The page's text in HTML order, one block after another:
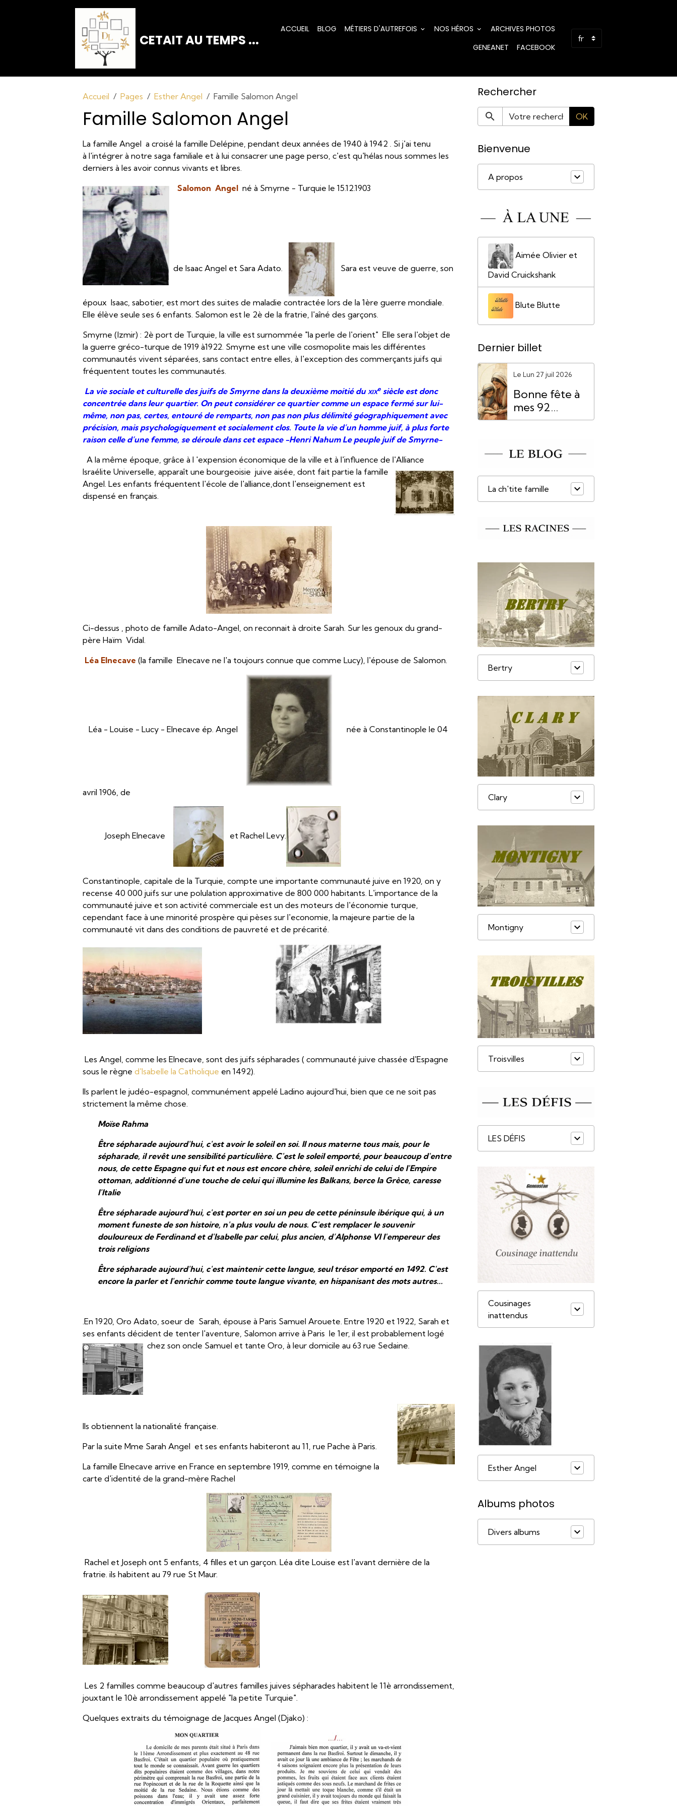
CETAIT AU TEMPS ...
ACCUEIL BLOG MÉTIERS D'AUTREFOIS NOS HÉROS
ARCHIVES PHOTOS
GENEANET
FACEBOOK
Accueil Pages Esther Angel Famille Salomon Angel
Famille Salomon Angel
La famille Angel a croisé la famille Delépine, pendant deux années de 1940 à 1942 . Si j'ai tenu
à l'intégrer à notre saga familiale et à lui consacrer une page perso, c'est qu'hélas nous sommes les
derniers à les avoir connus vivants et libres.
Salomon Angel né à Smyrne - Turquie le 15.12.1903
de Isaac Angel et Sara Adato. Sara est veuve de guerre, son
époux Isaac, sabotier, est mort des suites de maladie contractée lors de la 1ère guerre mondiale.
Elle élève seule ses 6 enfants. Salomon est le 2è de la fratrie, l'aîné des garçons.
Smyrne (Izmir) : 2è port de Turquie, la ville est surnommée "la perle de l'orient" Elle sera l'objet de
la guerre gréco-turque de 1919 à1922. Smyrne est une ville cosmopolite mais les différentes
communautés vivent séparées, sans contact entre elles, à l'exception des commerçants juifs qui
fréquentent toutes les communautés.
La vie sociale et culturelle des juifs de Smyrne dans la deuxième moitié duxixesiècle est donc
concentrée dans leur quartier. On peut considérer ce quartier comme un espace fermé sur lui-
même, non pas, certes, entouré de remparts, non pas non plus délimité géographiquement avec
précision, mais psychologiquement et socialement clos. Toute la vie d’un homme juif, à plus forte
raison celle d’une femme, se déroule dans cet espace -Henri Nahum Le peuple juif de Smyrne-
A la même époque, grâce à l 'expension économique de la ville et à l'influence de l'Alliance
Israélite Universelle, apparaît une bourgeoisie juive aisée, dont fait partie la famille
Angel. Les enfants fréquentent l'école de l'alliance,dont l'enseignement est
dispensé en français.
Ci-dessus , photo de famille Adato-Angel, on reconnait à droite Sarah. Sur les genoux du grand-
père Haïm Vidal.
Léa Elnecave (la famille Elnecave ne l'a toujours connue que comme Lucy), l'épouse de Salomon.
Léa - Louise - Lucy - Elnecave ép. Angel née à Constantinople le 04
avril 1906, de
Joseph Elnecave et Rachel Levy.
Constantinople, capitale de la Turquie, compte une importante communauté juive en 1920, on y
recense 40 000 juifs sur une polulation approximative de 800 000 habitants. L'importance de la
communauté juive et son activité commerciale est un des moteurs de l'économie turque,
cependant face à une minorité prospère qui pèses sur l'economie, la majeure partie de la
communauté vit dans des conditions de pauvreté et de précarité.
Les Angel, comme les Elnecave, sont des juifs sépharades ( communauté juive chassée d'Espagne
sous le règned'Isabelle la Catholique en 1492).
Ils parlent le judéo-espagnol, communément appelé Ladino aujourd'hui, bien que ce ne soit pas
strictement la même chose.
Moïse Rahma
Être sépharade aujourd'hui, c'est avoir le soleil en soi. Il nous materne tous mais, pour le
sépharade, il revêt une sensibilité particulière. C'est le soleil emporté, pour beaucoup d'entre
nous, de cette Espagne qui fut et nous est encore chère, soleil enrichi de celui de l'Empire
ottoman, additionné d'une touche de celui qui illumine les Balkans, berce la Grèce, caresse
l'Italie
Être sépharade aujourd’hui, c'est porter en soi un peu de cette péninsule ibérique qui, à un
moment funeste de son histoire, n'a plus voulu de nous. C'est remplacer le souvenir
douloureux de Ferdinand et d'Isabelle par celui, plus ancien, d’Alphonse VI l'empereur des
trois religions
Être sépharade aujourd'hui, c'est maintenir cette langue, seul trésor emporté en 1492. C'est
encore la parler et l'enrichir comme toute langue vivante, en hispanisant des mots autres...
.En 1920, Oro Adato, soeur de Sarah, épouse à Paris Samuel Arouete. Entre 1920 et 1922, Sarah et
ses enfants décident de tenter l'aventure, Salomon arrive à Paris le 1er, il est probablement logé
chez son oncle Samuel et tante Oro, à leur domicile au 63 rue Sedaine.
Ils obtiennent la nationalité française.
Par la suite Mme Sarah Angel et ses enfants habiteront au 11, rue Pache à Paris.
La famille Elnecave arrive en France en septembre 1919, comme en témoigne la
carte d'identité de la grand-mère Rachel
Rachel et Joseph ont 5 enfants, 4 filles et un garçon. Léa dite Louise est l'avant dernière de la
fratrie. ils habitent au 79 rue St Maur.
Les 2 familles comme beaucoup d'autres familles juives sépharades habitent le 11è arrondissement,
jouxtant le 10è arrondissement appelé "la petite Turquie".
Quelques extraits du témoignage de Jacques Angel (Djako) :
Rechercher
OK
Bienvenue
A propos
Aimée Olivier et
David Cruickshank
Blute Blutte
Dernier billet
Le Lun 27 juil 2026
Bonne fête à
mes 92
"Mamie
La ch'tite famille
Bertry
Clary
Montigny
Troisvilles
LES DÉFIS
Cousinages
inattendus
Esther Angel
Albums photos
Divers albums